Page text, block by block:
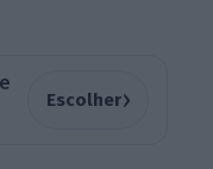
Escolher›